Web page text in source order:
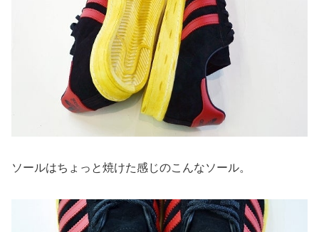
ソールはちょっと焼けた感じのこんなソール。